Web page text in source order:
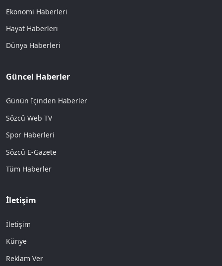
Ekonomi Haberleri
Hayat Haberleri
Dünya Haberleri
Güncel Haberler
Günün İçinden Haberler
Sözcü Web TV
Spor Haberleri
Sözcü E-Gazete
Tüm Haberler
İletişim
İletişim
Künye
Reklam Ver